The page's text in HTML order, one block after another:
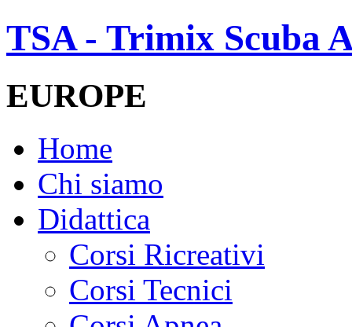
TSA - Trimix Scuba
EUROPE
Home
Chi siamo
Didattica
Corsi Ricreativi
Corsi Tecnici